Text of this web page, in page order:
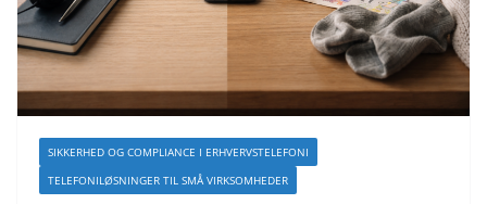
SIKKERHED OG COMPLIANCE I ERHVERVSTELEFONI
TELEFONILØSNINGER TIL SMÅ VIRKSOMHEDER